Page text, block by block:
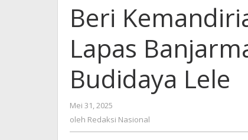
Warga
Binaan,
Lapas
Banjarmasin
Kembangkan
Budidaya
Lele
Beri
Lapas
Budidaya Lele
Mei 31, 2025
Redaksi
oleh Redaksi Nasional